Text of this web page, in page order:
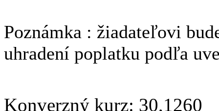
Poznámka : žiadateľovi
uhradení poplatku podľa
Konverzný kurz: 30,1260